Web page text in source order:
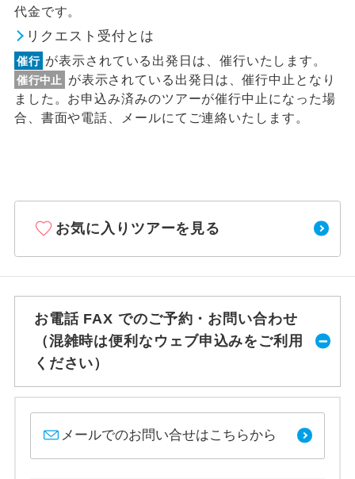
代金です。
リクエスト受付とは
催行 が表示されている出発日は、催行いたします。
催行中止
が表示されている出発日は、催行中止となり
ました。お申込み済みのツアーが催行中止になった場
合、書面や電話、メールにてご連絡いたします。
お気に入りツアーを見る
お電話 FAX でのご予約・お問い合わせ
（混雑時は便利なウェブ申込みをご利用
ください）
メールでのお問い合せはこちらから